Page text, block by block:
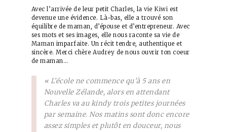
Avec l’arrivée de leur petit Charles, la vie Kiwi est
devenue une évidence. Là-bas, elle a trouvé son
équilibre de maman, d’épouse et d’entrepreneur. Avec
ses mots et ses images, elle nous raconte sa vie de
Maman imparfaite. Un récit tendre, authentique et
sincère. Merci chère Audrey de nous ouvrir ton coeur
de maman…
« L’école ne commence qu’à 5 ans en
Nouvelle Zélande, alors en attendant
Charles va au kindy trois petites journées
par semaine. Nos matins sont donc encore
assez simples et plutôt en douceur, nous